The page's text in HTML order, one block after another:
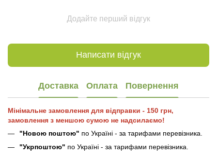
Додайте перший відгук
Написати відгук
Доставка Оплата Повернення
Мінімальне замовлення для відправки - 150 грн,
замовлення з меншою сумою не надсилаємо!
"Новою поштою" по Україні - за тарифами перевізника.
"Укрпоштою" по Україні - за тарифами перевізника.